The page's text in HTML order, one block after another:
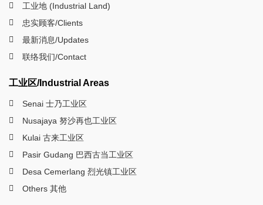
工业地 (Industrial Land)
忠实顾客/Clients
最新消息/Updates
联络我们/Contact
工业区/Industrial Areas
Senai 士乃工业区
Nusajaya 努沙再也工业区
Kulai 古来工业区
Pasir Gudang 巴西古当工业区
Desa Cemerlang 烈光镇工业区
Others 其他